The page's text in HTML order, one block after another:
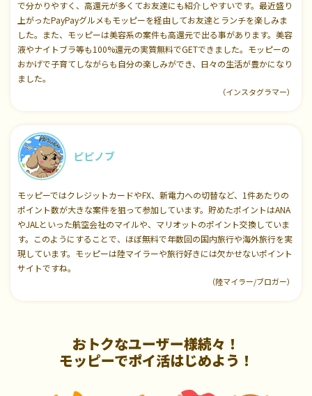
で分かりやすく、高還元が多くてお友達にも紹介しやすいです。最近盛り
上がったPayPayグルメもモッピーを経由してお友達とランチを楽しみま
した。また、モッピーは美容系の案件も高還元で出る事があります。美容
液やナイトブラ等も100%還元の実質無料でGETできました。モッピーの
おかげで子育てしながらも自分の楽しみができ、日々の生活が豊かになり
ました。
（インスタグラマー）
ピピノブ
モッピーではクレジットカードやFX、新電力への切替など、1件あたりの
ポイント数が大きな案件を狙って参加しています。貯めたポイントはANA
やJALといった航空会社のマイルや、マリオットのポイント交換していま
す。このようにすることで、ほぼ無料で年数回の国内旅行や海外旅行を実
現しています。モッピーは陸マイラーや旅行好きには欠かせないポイント
サイトですね。
（陸マイラー/ブロガー）
おトクなユーザー様続々！
モッピーでポイ活はじめよう！